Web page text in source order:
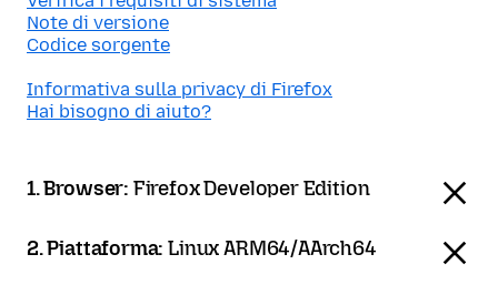
Note di versione
Codice sorgente
Informativa sulla privacy di Firefox
Hai bisogno di aiuto?
1. Browser: Firefox Developer Edition
2. Piattaforma:Linux ARM64/AArch64